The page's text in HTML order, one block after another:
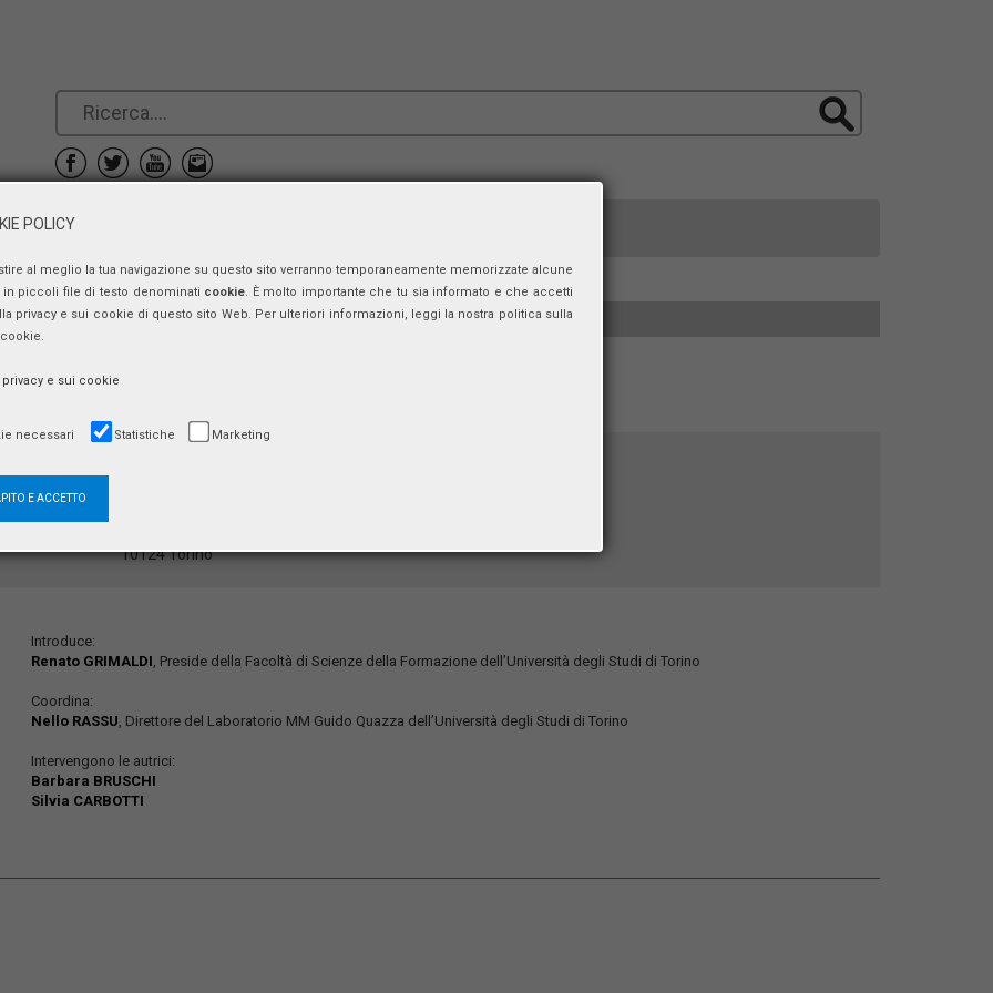
Prenotazioni
Presentazione
10124 Torino
Introduce:
Renato GRIMALDI, Preside della Facoltà di Scienze della Formazione dell’Università degli Studi di Torino
Coordina:
Nello RASSU, Direttore del Laboratorio MM Guido Quazza dell’Università degli Studi di Torino
Intervengono le autrici:
Barbara BRUSCHI
Silvia CARBOTTI
POLICY
al meglio la tua navigazione su questo sito verranno temporaneamente memorizzate alcune
piccoli file di testo denominati cookie . È molto importante che tu sia informato e che accetti
privacy e sui cookie di questo sito Web. Per ulteriori informazioni, leggi la nostra politica sulla
e sui cookie
necessari Statistiche Marketing
E ACCETTO